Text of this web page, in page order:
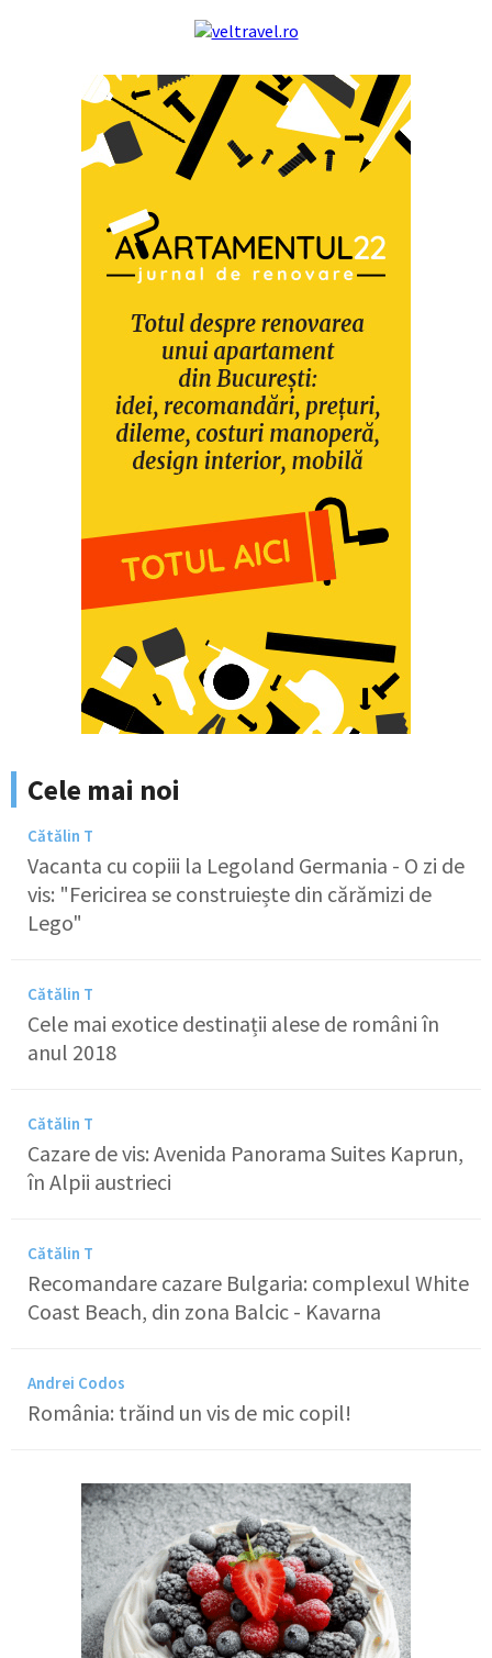
Cele mai noi
Cătălin T
Vacanta cu copiii la Legoland Germania - O zi de
vis: "Fericirea se construiește din cărămizi de
Lego"
Cătălin T
Cele mai exotice destinații alese de români în
anul 2018
Cătălin T
Cazare de vis: Avenida Panorama Suites Kaprun,
în Alpii austrieci
Cătălin T
Recomandare cazare Bulgaria: complexul White
Coast Beach, din zona Balcic - Kavarna
Andrei Codos
România: trăind un vis de mic copil!